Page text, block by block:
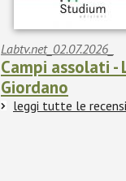
Labtv.net_02.07.2026_
Campi assolati -
Giordano
leggi tutte le